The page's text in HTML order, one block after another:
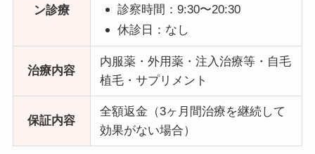
ン診療
診察時間：9:30〜20:30
休診日：なし
治療内容
内服薬・外用薬・注入治療等・自毛
植毛・サプリメント
保証内容
全額返金（3ヶ月間治療を継続して
効果がない場合）